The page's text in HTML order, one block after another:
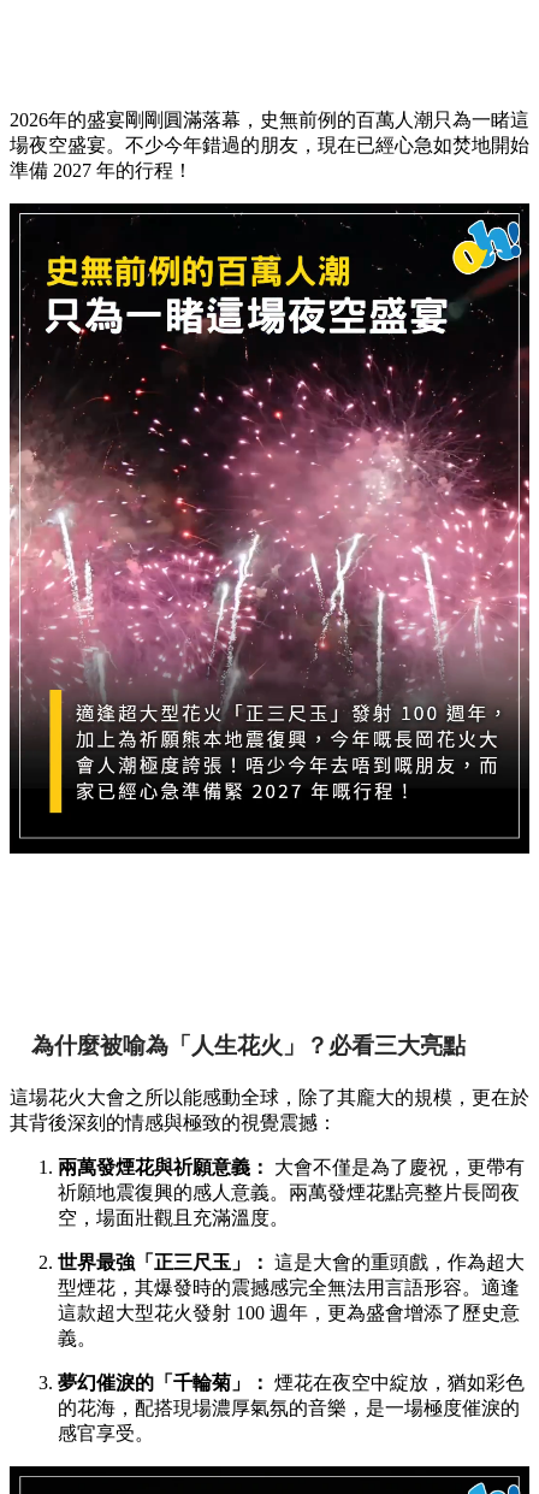
2026年的盛宴剛剛圓滿落幕，史無前例的百萬人潮只為一睹這
場夜空盛宴。不少今年錯過的朋友，現在已經心急如焚地開始
準備 2027 年的行程！
為什麼被喻為「人生花火」？必看三大亮點
這場花火大會之所以能感動全球，除了其龐大的規模，更在於
其背後深刻的情感與極致的視覺震撼：
兩萬發煙花與祈願意義：
大會不僅是為了慶祝，更帶有
祈願地震復興的感人意義。兩萬發煙花點亮整片長岡夜
空，場面壯觀且充滿溫度。
世界最強「正三尺玉」： 這是大會的重頭戲，作為超大
型煙花，其爆發時的震撼感完全無法用言語形容。適逢
這款超大型花火發射 100 週年，更為盛會增添了歷史意
義。
夢幻催淚的「千輪菊」： 煙花在夜空中綻放，猶如彩色
的花海，配搭現場濃厚氣氛的音樂，是一場極度催淚的
感官享受。